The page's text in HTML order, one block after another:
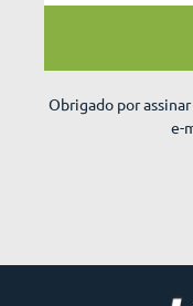
Obrigado por
e-